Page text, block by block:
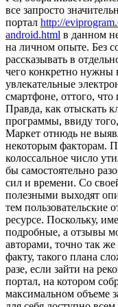
все запросто
портал http://
android.html в данном
на личном опыте. Без
рассказывать в
чего конкретно нужны
увлекательные
смартфоне, оттого, что
Правда, как отыскать
программы, ввиду
Маркет отнюдь не
некоторым факторам.
колоссальное число
бы самостоятельно
сил и времени. Со
полезными выходят
тем
ресурсе. Поскольку,
подробные, а отзывы
авторами, точно так
факту, такого плана
разе, если зайти на
портал, на котором
максимальном объеме